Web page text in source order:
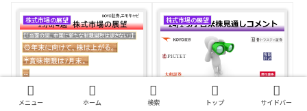
株式市場の展望
6/4週 株式市場の展望
株式市場の展望
24/1-3月の日米株見通し
メニュー ホーム 検索 トップ サイドバー